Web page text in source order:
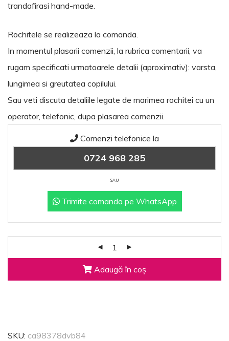
trandafirasi hand-made.
Rochitele se realizeaza la comanda.
In momentul plasarii comenzii, la rubrica comentarii, va
rugam specificati urmatoarele detalii (aproximativ): varsta,
lungimea si greutatea copilului.
Sau veti discuta detaliile legate de marimea rochitei cu un
operator, telefonic, dupa plasarea comenzii.
Comenzi telefonice la
0724 968 285
SAU
Trimite comanda pe WhatsApp
Adaugă în coș
SKU: ca98378dvb84